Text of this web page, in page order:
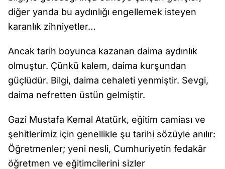
diğer yanda bu aydınlığı engellemek isteyen
karanlık zihniyetler…
Ancak tarih boyunca kazanan daima aydınlık
olmuştur. Çünkü kalem, daima kurşundan
güçlüdür. Bilgi, daima cehaleti yenmiştir. Sevgi,
daima nefretten üstün gelmiştir.
Gazi Mustafa Kemal Atatürk, eğitim camiası ve
şehitlerimiz için genellikle şu tarihi sözüyle anılır:
Öğretmenler; yeni nesli, Cumhuriyetin fedakâr
öğretmen ve eğitimcilerini sizler